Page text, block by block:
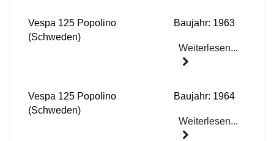
Vespa 125 Popolino
(Schweden)
Baujahr: 1963
Weiterlesen...
Vespa 125 Popolino
(Schweden)
Baujahr: 1964
Weiterlesen...